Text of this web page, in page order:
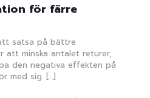
för färre
satsa på bättre
att minska antalet returer,
den negativa effekten på
med sig. […]